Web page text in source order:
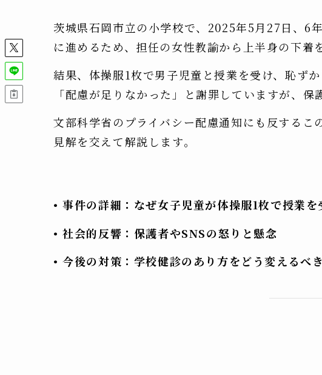
茨城県石岡市立の小学校で、2025年5月27日、6
に進めるため、担任の女性教諭から上半身の下着
結果、体操服1枚で男子児童と授業を受け、恥ず
「配慮が足りなかった」と謝罪していますが、保
文部科学省のプライバシー配慮通知にも反するこ
見解を交えて解説します。
• 事件の詳細：なぜ女子児童が体操服1枚で授業を
• 社会的反響：保護者やSNSの怒りと懸念
• 今後の対策：学校健診のあり方をどう変えるべ